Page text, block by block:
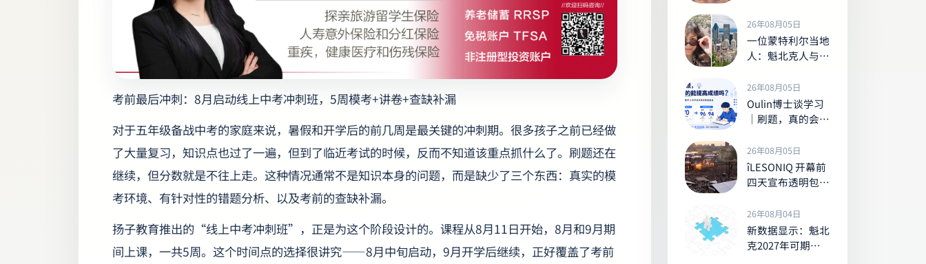
考前最后冲刺：8月启动线上中考冲刺班，5周模考+讲卷+查缺补漏
对于五年级备战中考的家庭来说，暑假和开学后的前几周是最关键的冲刺期。很多孩子之前已经做
了大量复习，知识点也过了一遍，但到了临近考试的时候，反而不知道该重点抓什么了。刷题还在
继续，但分数就是不往上走。这种情况通常不是知识本身的问题，而是缺少了三个东西：真实的模
考环境、有针对性的错题分析、以及考前的查缺补漏。
扬子教育推出的“线上中考冲刺班”，正是为这个阶段设计的。课程从8月11日开始，8月和9月期
间上课，一共5周。这个时间点的选择很讲究——8月中旬启动，9月开学后继续，正好覆盖了考前
或面临最高1000
加元罚款
26年08月05日
一位蒙特利尔当地
人：魁北克人与其
显著差异
26年08月05日
Oulin博士谈学习
｜刷题，真的会让
吗？
26年08月05日
îLESONIQ 开幕前
四天宣布透明包新
26年08月04日
新数据显示：魁北
克2027年可期待